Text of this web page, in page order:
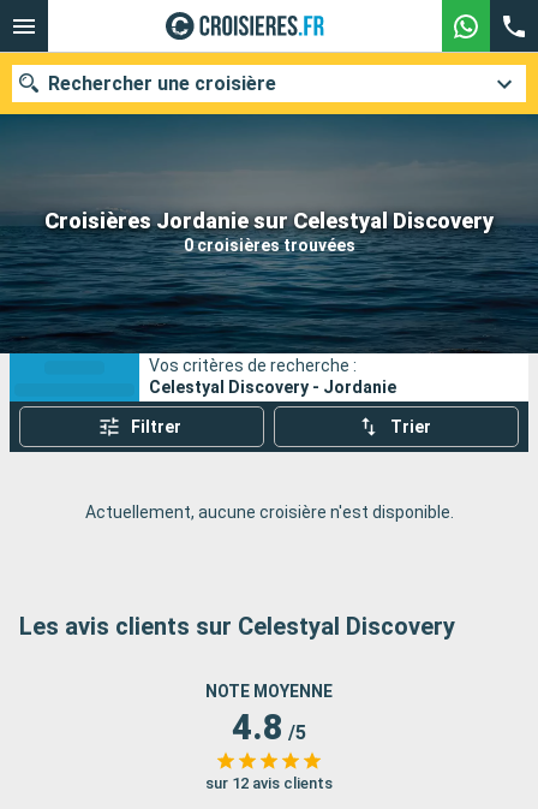
Croisières Jordanie sur Celestyal Discovery
0 croisières trouvées
Rechercher une croisière
Nos destinations
Mois de départ
Ports Compagnies
Rechercher
Vos critères de recherche :
Celestyal Discovery - Jordanie
Filtrer Trier
Actuellement, aucune croisière n'est disponible.
Les avis clients sur Celestyal Discovery
NOTE MOYENNE
4.8 /5
sur 12 avis clients